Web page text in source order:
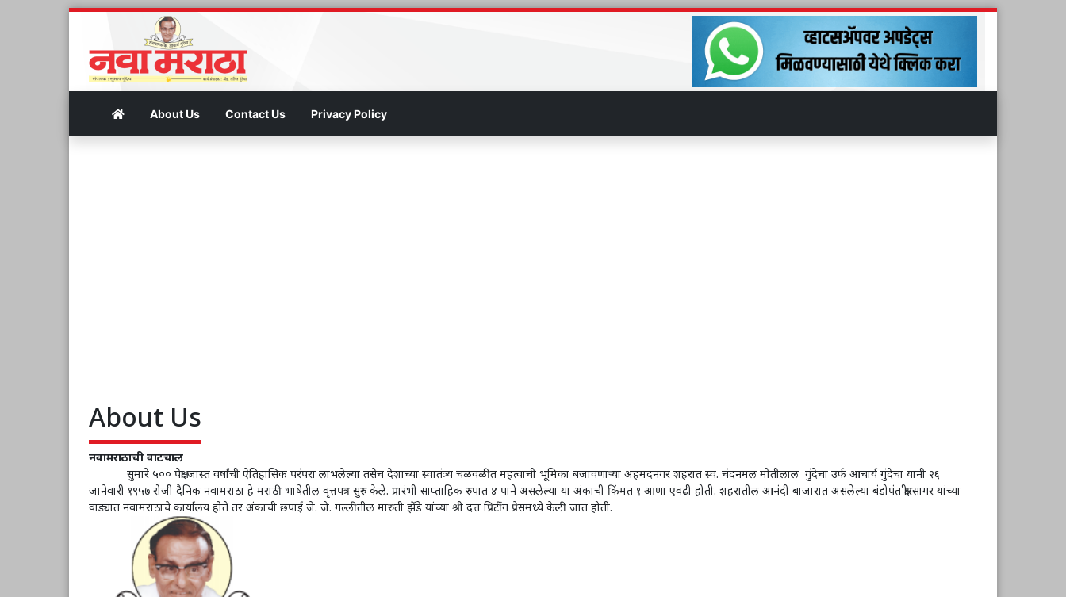
About Us Contact Us Privacy Policy
About Us
नवामराठाची वाटचाल
सुमारे ५०० पेक्षा जास्त वर्षांची ऐतिहासिक परंपरा लाभलेल्या तसेच देशाच्या स्वातंत्र्य चळवळीत महत्वाची भूमिका बजावणार्‍या अहमदनगर शहरात स्व. चंदनमल मोतीलाल गुंदेचा उर्फ आचार्य गुंदेचा यांनी २६
जानेवारी १९५७ रोजी दैनिक नवामराठा हे मराठी भाषेतील वृत्तपत्र सुरु केले. प्रारंभी साप्ताहिक रुपात ४ पाने असलेल्या या अंकाची किंमत १ आणा एवढी होती. शहरातील आनंदी बाजारात असलेल्या बंडोपंत क्षीरसागर यांच्या
वाड्यात नवामराठाचे कार्यालय होते तर अंकाची छपाई जे. जे. गल्लीतील मारुती झेंडे यांच्या श्री दत्त प्रिटींग प्रेसमध्ये केली जात होती.